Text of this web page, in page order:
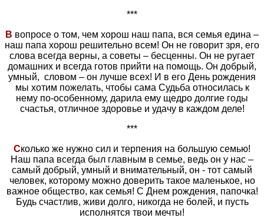
***
В вопросе о том, чем хорош наш папа, вся семья едина –
наш папа хорош решительно всем! Он не говорит зря, его
слова всегда верны, а советы – бесценны. Он не ругает
домашних и всегда готов прийти на помощь. Он добрый,
умный, словом – он лучше всех! И в его День рождения
мы хотим пожелать, чтобы сама Судьба относилась к
нему по-особенному, дарила ему щедро долгие годы
счастья, отличное здоровье и удачу в каждом деле!
***
Сколько же нужно сил и терпения на большую семью!
Наш папа всегда был главным в семье, ведь он у нас –
самый добрый, умный и внимательный, он - тот самый
человек, которому можно доверить такое маленькое, но
важное общество, как семья! С Днем рождения, папочка!
Будь счастлив, живи долго, никогда не болей, и пусть
исполнятся твои мечты!